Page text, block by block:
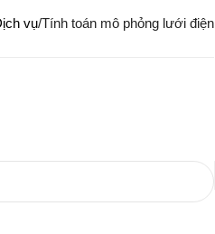
vụ Tính toán mô phỏng lưới điện